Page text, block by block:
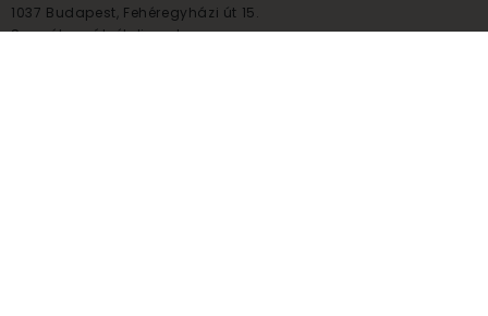
1037 Budapest, Fehéregyházi út 15.
Személyes átvételi pont